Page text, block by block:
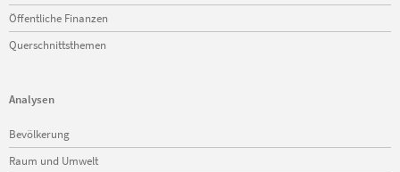
Öffentliche Finanzen
Querschnittsthemen
Analysen
Navigation
überspringen
Bevölkerung
Raum und Umwelt